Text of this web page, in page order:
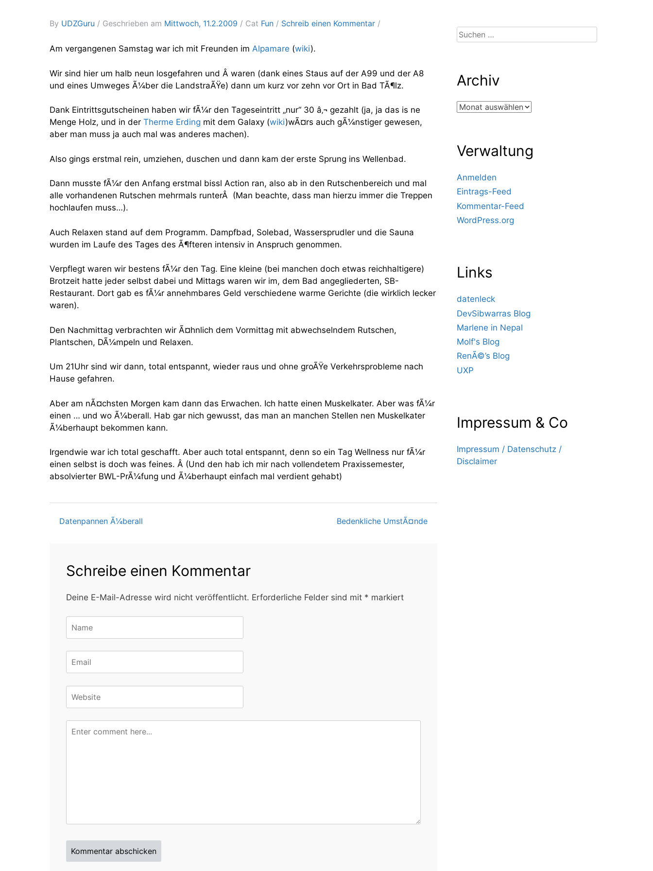
By UDZGuru Geschrieben am Mittwoch, 11.2.2009 Cat Fun Schreib einen Kommentar
Am vergangenen Samstag war ich mit Freunden im Alpamare (wiki).
Wir sind hier um halb neun losgefahren und Â waren (dank eines Staus auf der A99 und der A8
und eines Umweges Ã¼ber die LandstraÃŸe) dann um kurz vor zehn vor Ort in Bad TÃ¶lz.
Dank Eintrittsgutscheinen haben wir fÃ¼r den Tageseintritt „nur“ 30 â‚¬ gezahlt (ja, ja das is ne
Menge Holz, und in der Therme Erding mit dem Galaxy (wiki)wÃ¤rs auch gÃ¼nstiger gewesen,
aber man muss ja auch mal was anderes machen).
Also gings erstmal rein, umziehen, duschen und dann kam der erste Sprung ins Wellenbad.
Dann musste fÃ¼r den Anfang erstmal bissl Action ran, also ab in den Rutschenbereich und mal
alle vorhandenen Rutschen mehrmals runterÂ (Man beachte, dass man hierzu immer die Treppen
hochlaufen muss…).
Auch Relaxen stand auf dem Programm. Dampfbad, Solebad, Wassersprudler und die Sauna
wurden im Laufe des Tages des Ã¶fteren intensiv in Anspruch genommen.
Verpflegt waren wir bestens fÃ¼r den Tag. Eine kleine (bei manchen doch etwas reichhaltigere)
Brotzeit hatte jeder selbst dabei und Mittags waren wir im, dem Bad angegliederten, SB-
Restaurant. Dort gab es fÃ¼r annehmbares Geld verschiedene warme Gerichte (die wirklich lecker
waren).
Den Nachmittag verbrachten wir Ã¤hnlich dem Vormittag mit abwechselndem Rutschen,
Plantschen, DÃ¼mpeln und Relaxen.
Um 21Uhr sind wir dann, total entspannt, wieder raus und ohne groÃŸe Verkehrsprobleme nach
Hause gefahren.
Aber am nÃ¤chsten Morgen kam dann das Erwachen. Ich hatte einen Muskelkater. Aber was fÃ¼r
einen … und wo Ã¼berall. Hab gar nich gewusst, das man an manchen Stellen nen Muskelkater
Ã¼berhaupt bekommen kann.
Irgendwie war ich total geschafft. Aber auch total entspannt, denn so ein Tag Wellness nur fÃ¼r
einen selbst is doch was feines. Â (Und den hab ich mir nach vollendetem Praxissemester,
absolvierter BWL-PrÃ¼fung und Ã¼berhaupt einfach mal verdient gehabt)
Beitragsnavigation
Datenpannen Ã¼berall Bedenkliche UmstÃ¤nde
Schreibe einen Kommentar
Deine E-Mail-Adresse wird nicht veröffentlicht. Erforderliche Felder sind mit * markiert
Suchen
nach:
Archiv
Archiv
Verwaltung
Anmelden
Eintrags-Feed
Kommentar-Feed
WordPress.org
Links
datenleck
DevSibwarras Blog
Marlene in Nepal
Molf's Blog
RenÃ©’s Blog
UXP
Impressum & Co
Impressum / Datenschutz /
Disclaimer